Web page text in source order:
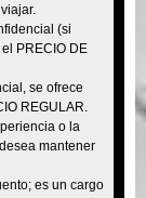
(si
PRECIO DE
se ofrece
REGULAR.
o la
mantener
es un cargo